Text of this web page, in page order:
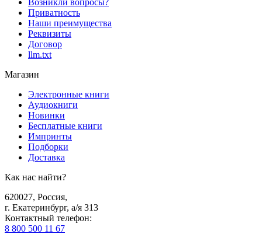
Приватность
Наши преимущества
Реквизиты
Договор
llm.txt
Магазин
Электронные книги
Аудиокниги
Новинки
Бесплатные книги
Импринты
Подборки
Доставка
Как нас найти?
620027, Россия,
г. Екатеринбург, а/я 313
Контактный телефон:
8 800 500 11 67